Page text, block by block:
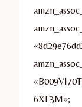
6XF3M»;